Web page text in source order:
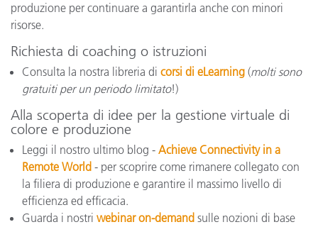
produzione per continuare a garantirla anche con minori
risorse.
Richiesta di coaching o istruzioni
Consulta la nostra libreria di corsi di eLearning (molti sono
gratuiti per un periodo limitato!)
Alla scoperta di idee per la gestione virtuale di
colore e produzione
Leggi il nostro ultimo blog - Achieve Connectivity in a
Remote World - per scoprire come rimanere collegato con
la filiera di produzione e garantire il massimo livello di
efficienza ed efficacia.
Guarda i nostri webinar on-demand sulle nozioni di base